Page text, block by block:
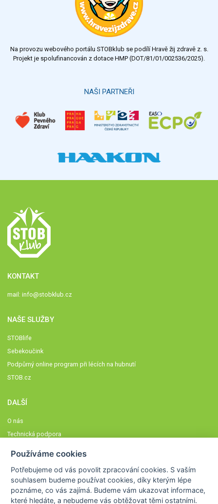
Výsledky Všechny ankety
Na provozu webového portálu STOBklub se podílí Hravě žij zdravě z. s.
Projekt je spolufinancován z dotace HMP (DOT/81/01/002536/2025).
NAŠI PARTNEŘI
KONTAKT
mail: info@stobklub.cz
NAŠE SLUŽBY
STOBlife
Sebekoučink
Podpůrný online program při lécích na hubnutí
STOB.cz
DALŠÍ
O nás
Technická podpora
Členové STOBklubu
Zásady nakládání s osobními údaji
Otestujte se
Používáme cookies
Potřebujeme od vás povolit zpracování cookies. S vaším
souhlasem budeme používat cookies, díky kterým lépe
poznáme,co vás zajímá. Budeme vám ukazovat informace,
které hledáte, a nebudeme vás obtěžovat těmi ostatními.